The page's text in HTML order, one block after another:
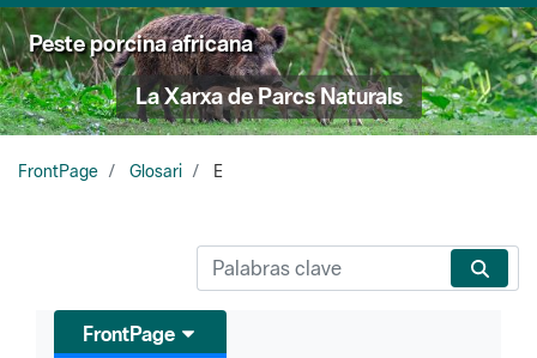
Peste porcina africana
La Xarxa de Parcs Naturals
FrontPage Glosari E
FrontPage